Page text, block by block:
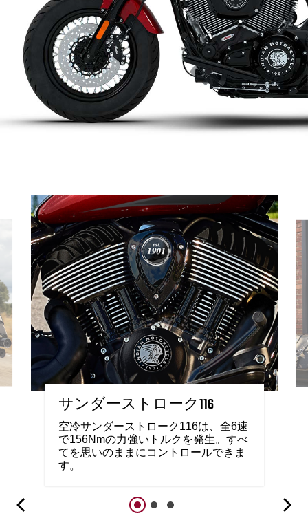
サンダーストローク116
空冷サンダーストローク116は、全6速
で156Nmの力強いトルクを発生。すべ
てを思いのままにコントロールできま
す。